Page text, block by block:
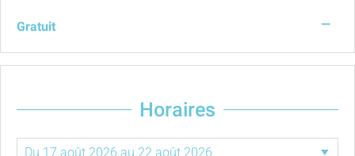
Gratuit —
Horaires